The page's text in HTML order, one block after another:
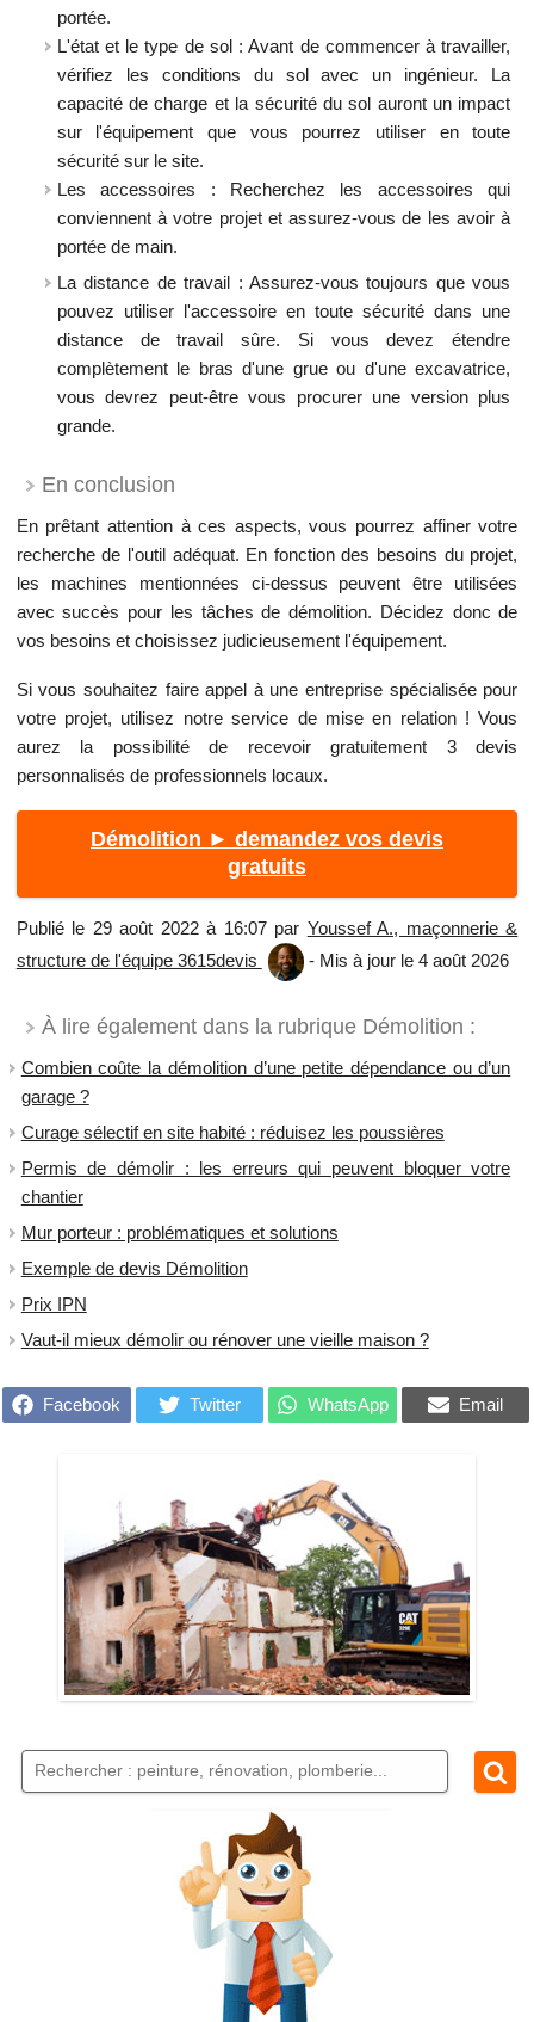
portée.
L'état et le type de sol : Avant de commencer à travailler,
vérifiez les conditions du sol avec un ingénieur. La
capacité de charge et la sécurité du sol auront un impact
sur l'équipement que vous pourrez utiliser en toute
sécurité sur le site.
Les accessoires : Recherchez les accessoires qui
conviennent à votre projet et assurez-vous de les avoir à
portée de main.
La distance de travail : Assurez-vous toujours que vous
pouvez utiliser l'accessoire en toute sécurité dans une
distance de travail sûre. Si vous devez étendre
complètement le bras d'une grue ou d'une excavatrice,
vous devrez peut-être vous procurer une version plus
grande.
En conclusion
En prêtant attention à ces aspects, vous pourrez affiner votre
recherche de l'outil adéquat. En fonction des besoins du projet,
les machines mentionnées ci-dessus peuvent être utilisées
avec succès pour les tâches de démolition. Décidez donc de
vos besoins et choisissez judicieusement l'équipement.
Si vous souhaitez faire appel à une entreprise spécialisée pour
votre projet, utilisez notre service de mise en relation ! Vous
aurez la possibilité de recevoir gratuitement 3 devis
personnalisés de professionnels locaux.
Démolition ► demandez vos devis
gratuits
Publié le 29 août 2022 à 16:07 par Youssef A., maçonnerie &
structure de l'équipe 3615devis
- Mis à jour le 4 août 2026
À lire également dans la rubrique Démolition :
Combien coûte la démolition d’une petite dépendance ou d’un
garage ?
Curage sélectif en site habité : réduisez les poussières
Permis de démolir : les erreurs qui peuvent bloquer votre
chantier
Mur porteur : problématiques et solutions
Exemple de devis Démolition
Prix IPN
Vaut-il mieux démolir ou rénover une vieille maison ?
Facebook Twitter WhatsApp Email